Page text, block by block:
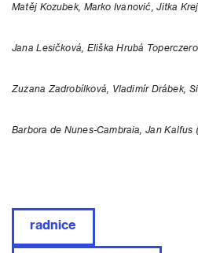
Matěj Kozubek, Marko Ivanović, Jitka
Jana Lesičková, Eliška Hrubá
Zuzana Zadrobílková, Vladimír Drábek,
Barbora de Nunes-Cambraia, Jan Kalfus
radnice